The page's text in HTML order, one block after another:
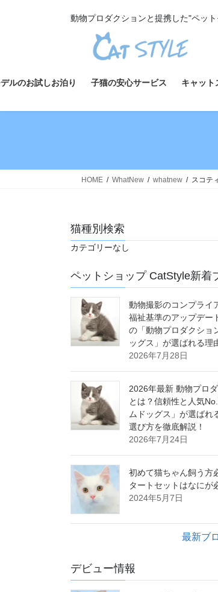
へ
ョ
動物プロダクションと提携した"ペッ
ルのお試しお泊り 子猫の安心サービス キャット
HOME WhatNew whatnew スコテ
猫種別検索
カテゴリーなし
ペットショップ CatStyle新着
動物撮影のコンプライ
福祉基準のアップデー
の「動物プロダクショ
ッグス」が選ばれる理
2026年7月28日
2026年最新 動物プロ
とは？信頼性と人気
ムドッグス」が選ばれ
選び方を徹底解説！
2026年7月24日
初めて猫ちゃん飼う方
タートセットはなにが
2024年5月7日
最新ブ
デビュー情報